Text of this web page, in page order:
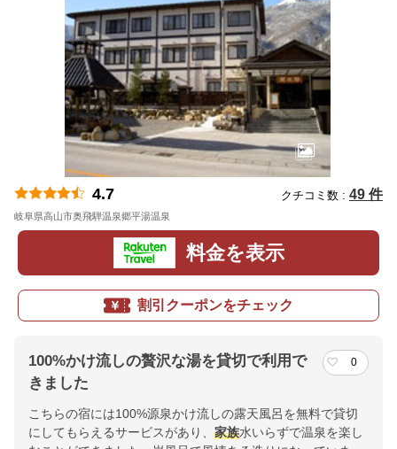
4.7 クチコミ数 : 49 件
岐阜県高山市奥飛騨温泉郷平湯温泉
料金を表示
割引クーポンをチェック
100%かけ流しの贅沢な湯を貸切で利用で
きました
0
こちらの宿には100%源泉かけ流しの露天風呂を無料で貸切
にしてもらえるサービスがあり、 家族水いらずで温泉を楽し